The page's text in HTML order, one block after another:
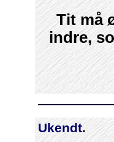
Tit må
indre,
Ukendt.